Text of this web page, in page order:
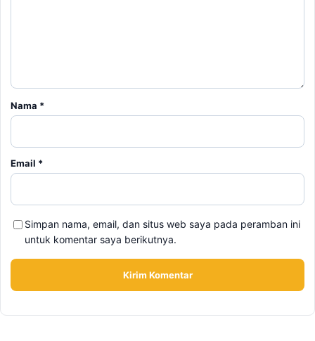
Simpan nama, email, dan situs web saya pada peramban ini
BERITA TERKAIT
Nipah Mall Makassar Terbakar, Damkar Ungkap Dugaan